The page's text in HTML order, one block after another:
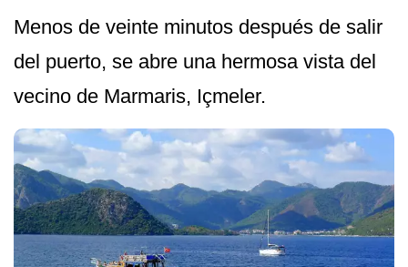
Menos de veinte minutos después de salir
del puerto, se abre una hermosa vista del
vecino de Marmaris, Içmeler.